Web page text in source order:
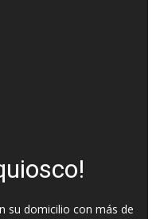
su domicilio con más de